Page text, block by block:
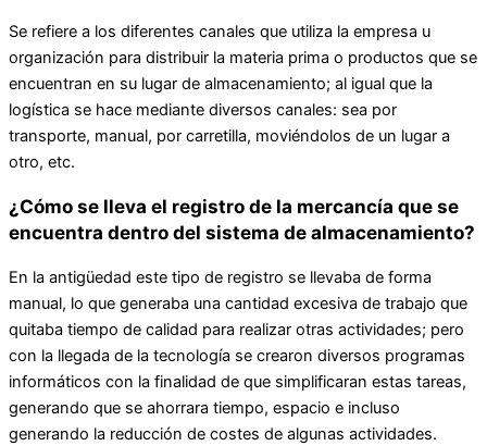
Se refiere a los diferentes canales que utiliza la empresa u
organización para distribuir la materia prima o productos que se
encuentran en su lugar de almacenamiento; al igual que la
logística se hace mediante diversos canales: sea por
transporte, manual, por carretilla, moviéndolos de un lugar a
otro, etc.
¿Cómo se lleva el registro de la mercancía que se
encuentra dentro del sistema de almacenamiento?
En la antigüedad este tipo de registro se llevaba de forma
manual, lo que generaba una cantidad excesiva de trabajo que
quitaba tiempo de calidad para realizar otras actividades; pero
con la llegada de la tecnología se crearon diversos programas
informáticos con la finalidad de que simplificaran estas tareas,
generando que se ahorrara tiempo, espacio e incluso
generando la reducción de costes de algunas actividades.